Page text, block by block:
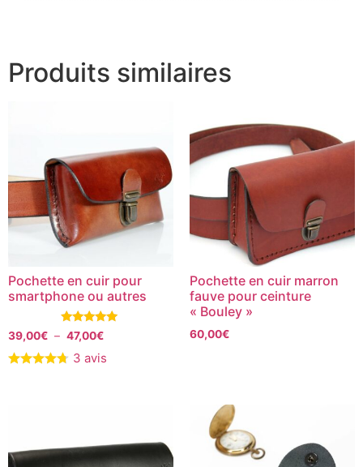
Produits similaires
Pochette en cuir pour
smartphone ou autres
Note
5.00
sur 5
39,00€ – 47,00€
3 avis
Pochette en cuir marron
fauve pour ceinture
« Bouley »
60,00€